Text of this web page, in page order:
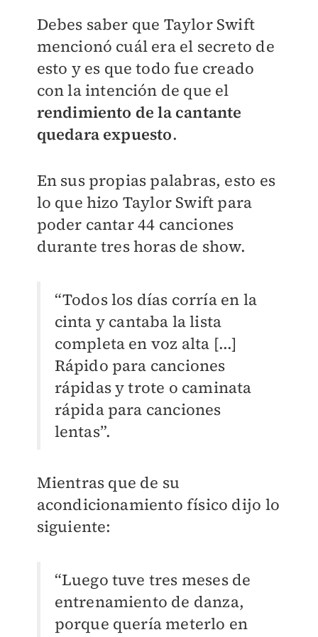
Debes saber que Taylor Swift
mencionó cuál era el secreto de
esto y es que todo fue creado
con la intención de que el
rendimiento de la cantante
quedara expuesto.
En sus propias palabras, esto es
lo que hizo Taylor Swift para
poder cantar 44 canciones
durante tres horas de show.
“Todos los días corría en la
cinta y cantaba la lista
completa en voz alta [...]
Rápido para canciones
rápidas y trote o caminata
rápida para canciones
lentas”.
Mientras que de su
acondicionamiento físico dijo lo
siguiente:
“Luego tuve tres meses de
entrenamiento de danza,
porque quería meterlo en